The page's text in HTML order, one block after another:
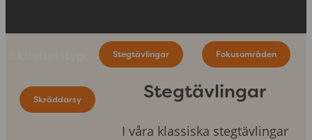
Stegtävlingar Fokusområden
Skräddarsy Stegtävlingar
I våra klassiska stegtävlingar